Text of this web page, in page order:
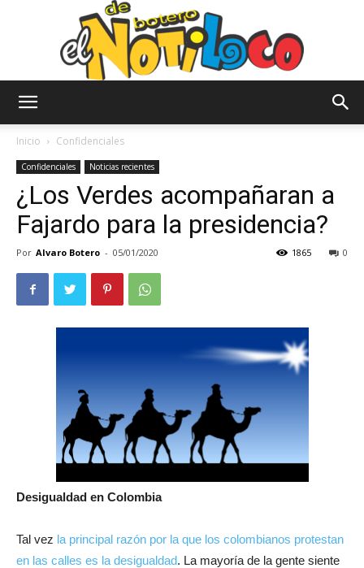
Notiloco
Inicio Confidenciales
Confidenciales Noticias recientes
¿Los Verdes acompañaran a
Fajardo para la presidencia?
Por Alvaro Botero - 05/01/2020 0
1865
Desigualdad en Colombia
Tal vez la principal razón por la que los colombianos protestan
en las calles es la desigualdad. La mayoría de la gente siente